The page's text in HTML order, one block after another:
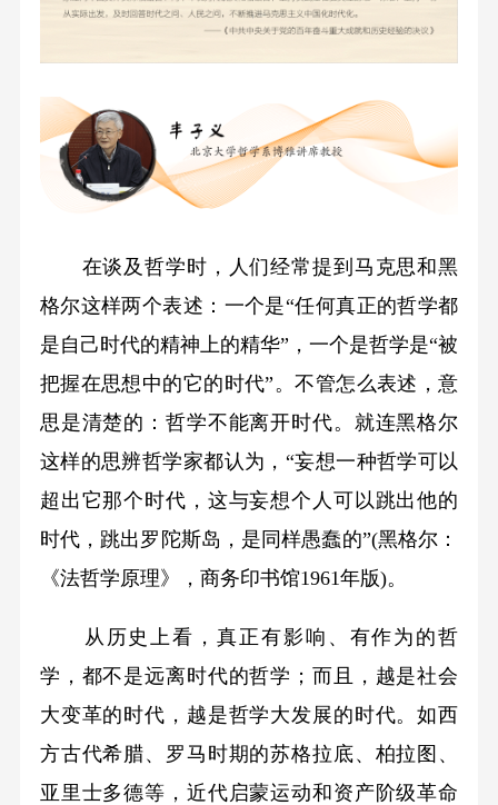
在谈及哲学时，人们经常提到马克思和黑
格尔这样两个表述：一个是“任何真正的哲学都
是自己时代的精神上的精华”，一个是哲学是“被
把握在思想中的它的时代”。不管怎么表述，意
思是清楚的：哲学不能离开时代。就连黑格尔
这样的思辨哲学家都认为，“妄想一种哲学可以
超出它那个时代，这与妄想个人可以跳出他的
时代，跳出罗陀斯岛，是同样愚蠢的”(黑格尔：
《法哲学原理》，商务印书馆1961年版)。
从历史上看，真正有影响、有作为的哲
学，都不是远离时代的哲学；而且，越是社会
大变革的时代，越是哲学大发展的时代。如西
方古代希腊、罗马时期的苏格拉底、柏拉图、
亚里士多德等，近代启蒙运动和资产阶级革命